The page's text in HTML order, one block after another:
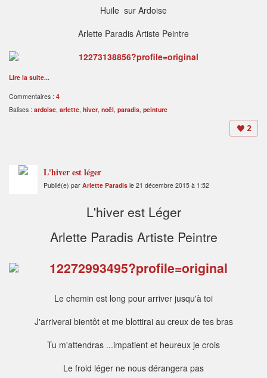
Huile sur Ardoise
Arlette Paradis Artiste Peintre
Lire la suite...
Commentaires : 4
Balises : ardoise, arlette, hiver, noël, paradis, peinture
2
L'hiver est léger
Publié(e) par Arlette Paradis le 21 décembre 2015 à 1:52
L'hiver est Léger
Arlette Paradis Artiste Peintre
Le chemin est long pour arriver jusqu'à toi
J'arriverai bientôt et me blottirai au creux de tes bras
Tu m'attendras ...impatient et heureux je crois
Le froid léger ne nous dérangera pas